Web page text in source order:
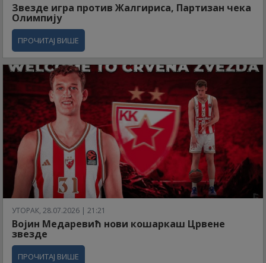
Звезде игра против Жалгириса, Партизан чека
Олимпију
ПРОЧИТАЈ ВИШЕ
УТОРАК, 28.07.2026 | 21:21
Војин Медаревић нови кошаркаш Црвене
звезде
ПРОЧИТАЈ ВИШЕ